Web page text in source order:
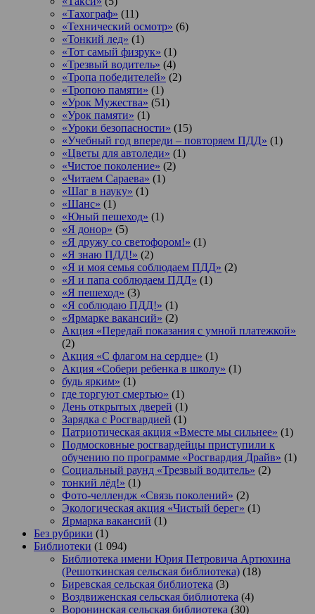
«Тахограф» (11)
«Технический осмотр» (6)
«Тонкий лед» (1)
«Тот самый физрук» (1)
«Трезвый водитель» (4)
«Тропа победителей» (2)
«Тропою памяти» (1)
«Урок Мужества» (51)
«Урок памяти» (1)
«Уроки безопасности» (15)
«Учебный год впереди – повторяем ПДД» (1)
«Цветы для автоледи» (1)
«Чистое поколение» (2)
«Читаем Сараева» (1)
«Шаг в науку» (1)
«Шанс» (1)
«Юный пешеход» (1)
«Я донор» (5)
«Я дружу со светофором!» (1)
«Я знаю ПДД!» (2)
«Я и моя семья соблюдаем ПДД» (2)
«Я и папа соблюдаем ПДД» (1)
«Я пешеход» (3)
«Я соблюдаю ПДД!» (1)
«Ярмарке вакансий» (2)
Акция «Передай показания с умной платежкой»
(2)
Акция «С флагом на сердце» (1)
Акция «Собери ребенка в школу» (1)
будь ярким» (1)
где торгуют смертью» (1)
День открытых дверей (1)
Зарядка с Росгвардией (1)
Патриотическая акция «Вместе мы сильнее» (1)
Подмосковные росгвардейцы приступили к
обучению по программе «Росгвардия Драйв» (1)
Социальный раунд «Трезвый водитель» (2)
тонкий лёд!» (1)
Фото-челлендж «Связь поколений» (2)
Экологическая акция «Чистый берег» (1)
Ярмарка вакансий (1)
Без рубрики (1)
Библиотеки (1 094)
Библиотека имени Юрия Петровича Артюхина
(Решоткинская сельская библиотека) (18)
Биревская сельская библиотека (3)
Воздвиженская сельская библиотека (4)
Воронинская сельская библиотека (30)